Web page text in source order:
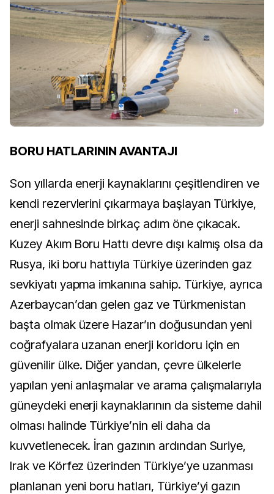
BORU HATLARININ AVANTAJI
Son yıllarda enerji kaynaklarını çeşitlendiren ve
kendi rezervlerini çıkarmaya başlayan Türkiye,
enerji sahnesinde birkaç adım öne çıkacak.
Kuzey Akım Boru Hattı devre dışı kalmış olsa da
Rusya, iki boru hattıyla Türkiye üzerinden gaz
sevkiyatı yapma imkanına sahip. Türkiye, ayrıca
Azerbaycan’dan gelen gaz ve Türkmenistan
başta olmak üzere Hazar’ın doğusundan yeni
coğrafyalara uzanan enerji koridoru için en
güvenilir ülke. Diğer yandan, çevre ülkelerle
yapılan yeni anlaşmalar ve arama çalışmalarıyla
güneydeki enerji kaynaklarının da sisteme dahil
olması halinde Türkiye’nin eli daha da
kuvvetlenecek. İran gazının ardından Suriye,
Irak ve Körfez üzerinden Türkiye’ye uzanması
planlanan yeni boru hatları, Türkiye’yi gazın